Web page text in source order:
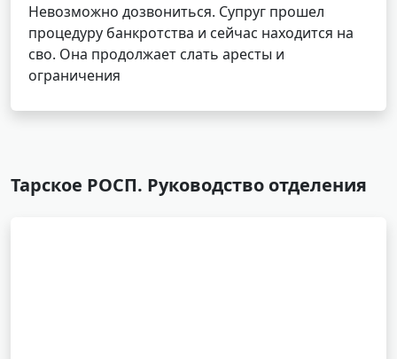
Невозможно дозвониться. Супруг прошел
процедуру банкротства и сейчас находится на
сво. Она продолжает слать аресты и
ограничения
Тарское РОСП. Руководство отделения